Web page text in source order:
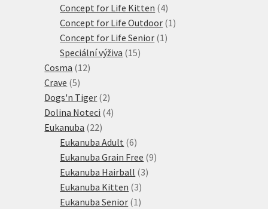
produkty
Concept for Life Kitten 44
produkty
Concept for Life Outdoor 1 1
Concept for Life Senior 1 1
Speciální výživa 1515
Cosma 1212
Crave 55
produktů
Dogs'n Tiger 22
produkty
Dolina Noteci 44
Eukanuba 2222
produktů
Eukanuba Adult 66
produktů
Eukanuba Grain Free 99
Eukanuba Hairball 33
Eukanuba Kitten 33
produkty
Eukanuba Senior 1 1